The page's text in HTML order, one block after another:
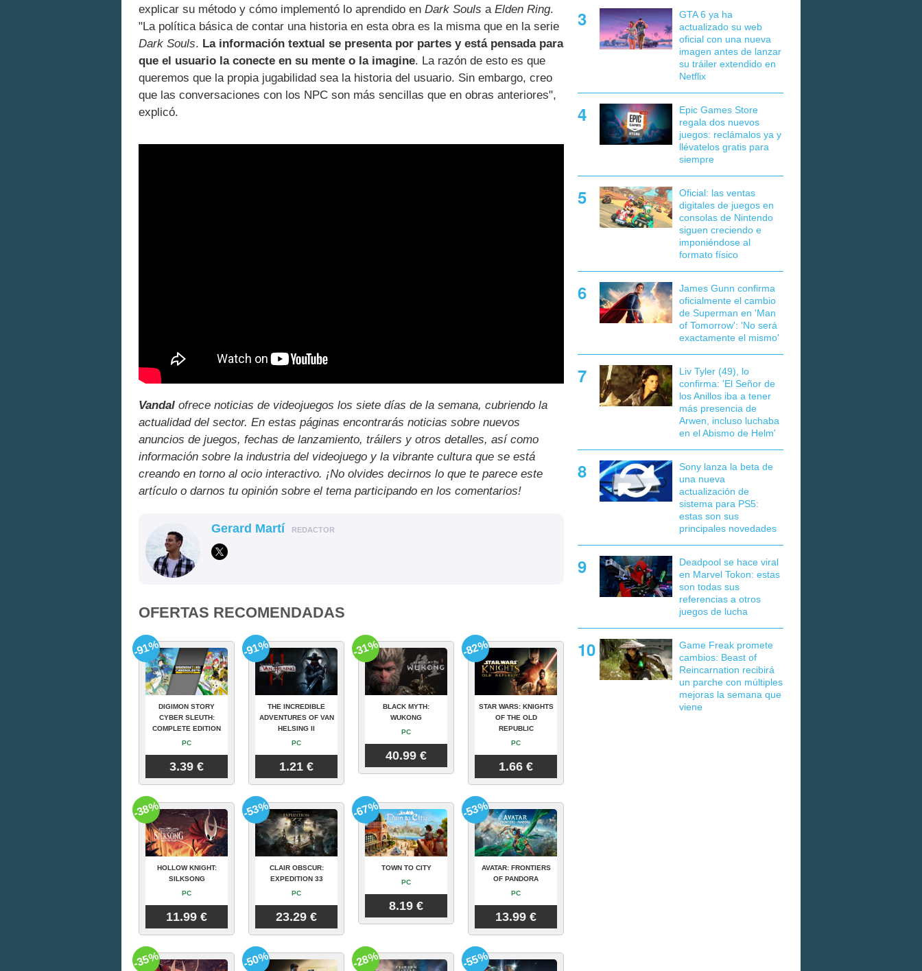
explicar su método y cómo implementó lo aprendido en Dark Souls a Elden Ring.
"La política básica de contar una historia en esta obra es la misma que en la serie
Dark Souls. La información textual se presenta por partes y está pensada para
que el usuario la conecte en su mente o la imagine. La razón de esto es que
queremos que la propia jugabilidad sea la historia del usuario. Sin embargo, creo
que las conversaciones con los NPC son más sencillas que en obras anteriores",
explicó.
Vandal ofrece noticias de videojuegos los siete días de la semana, cubriendo la
actualidad del sector. En estas páginas encontrarás noticias sobre nuevos
anuncios de juegos, fechas de lanzamiento, tráilers y otros detalles, así como
información sobre la industria del videojuego y la vibrante cultura que se está
creando en torno al ocio interactivo. ¡No olvides decirnos lo que te parece este
artículo o darnos tu opinión sobre el tema participando en los comentarios!
Gerard Martí REDACTOR
OFERTAS RECOMENDADAS
DIGIMON STORY
CYBER SLEUTH:
COMPLETE EDITION
PC
3.39 €
-91%
THE INCREDIBLE
ADVENTURES OF VAN
HELSING II
PC
1.21 €
-91%
BLACK MYTH:
WUKONG
PC
40.99 €
-31%
STAR WARS: KNIGHTS
OF THE OLD
REPUBLIC
PC
1.66 €
-82%
HOLLOW KNIGHT:
SILKSONG
PC
11.99 €
-38%
CLAIR OBSCUR:
EXPEDITION 33
PC
23.29 €
-53%
TOWN TO CITY
PC
8.19 €
-67%
AVATAR: FRONTIERS
OF PANDORA
PC
13.99 €
-53%
-35% -50% -28% -55%
GTA 6 ya ha
actualizado su web
oficial con una nueva
imagen antes de lanzar
su tráiler extendido en
Netflix
Epic Games Store
regala dos nuevos
juegos: reclámalos ya y
llévatelos gratis para
siempre
Oficial: las ventas
digitales de juegos en
consolas de Nintendo
siguen creciendo e
imponiéndose al
formato físico
James Gunn confirma
oficialmente el cambio
de Superman en 'Man
of Tomorrow': 'No será
exactamente el mismo'
Liv Tyler (49), lo
confirma: 'El Señor de
los Anillos iba a tener
más presencia de
Arwen, incluso luchaba
en el Abismo de Helm'
Sony lanza la beta de
una nueva
actualización de
sistema para PS5:
estas son sus
principales novedades
Deadpool se hace viral
en Marvel Tokon: estas
son todas sus
referencias a otros
juegos de lucha
Game Freak promete
cambios: Beast of
Reincarnation recibirá
un parche con múltiples
mejoras la semana que
viene